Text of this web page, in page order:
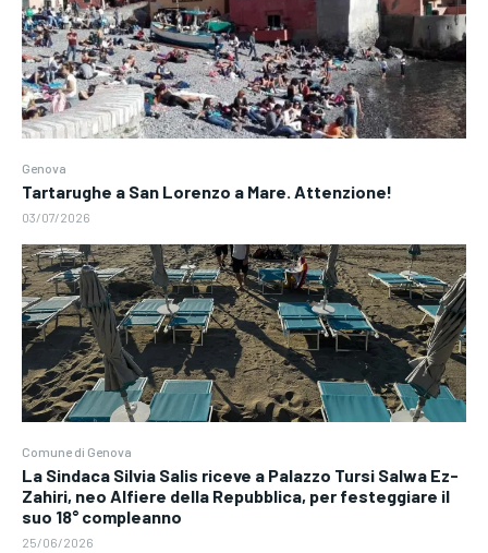
Genova
Tartarughe a San Lorenzo a Mare. Attenzione!
03/07/2026
Comune di Genova
La Sindaca Silvia Salis riceve a Palazzo Tursi Salwa Ez-
Zahiri, neo Alfiere della Repubblica, per festeggiare il
suo 18° compleanno
25/06/2026